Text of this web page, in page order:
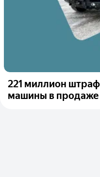
221 миллион
машины в продаже